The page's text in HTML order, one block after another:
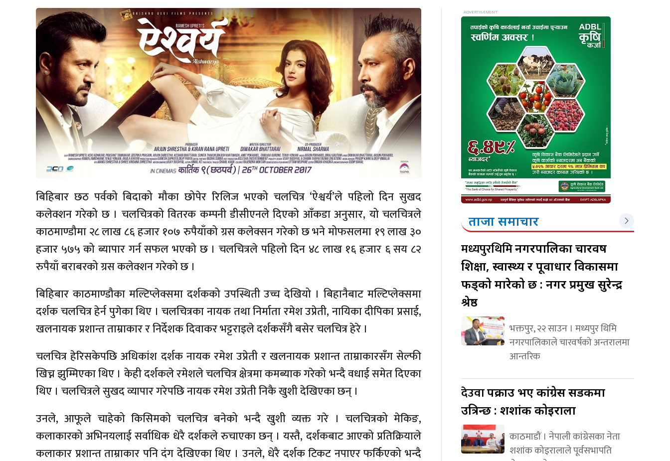
बिहिबार छठ पर्वको बिदाको मौका छोपेर रिलिज भएको चलचित्र ‘ऐश्वर्य’ले पहिलो दिन सुखद
कलेक्शन गरेको छ । चलचित्रको वितरक कम्पनी डीसीएनले दिएको आँकडा अनुसार, यो चलचित्रले
काठमाण्डौमा २८ लाख ८६ हजार १०७ रुपैयाँको ग्रस कलेक्सन गरेको छ भने मोफसलमा १९ लाख ३०
हजार ५७५ को ब्यापार गर्न सफल भएको छ । चलचित्रले पहिलो दिन ४८ लाख १६ हजार ६ सय ८२
रुपैयाँ बराबरको ग्रस कलेक्शन गरेको छ ।
बिहिबार काठमाण्डौका मल्टिप्लेक्समा दर्शकको उपस्थिती उच्च देखियो । बिहानैबाट मल्टिप्लेक्समा
दर्शक चलचित्र हेर्न पुगेका थिए । चलचित्रका नायक तथा निर्माता रमेश उप्रेती, नायिका दीपिका प्रसाई,
खलनायक प्रशान्त ताम्राकार र निर्देशक दिवाकर भट्टराइले दर्शकसँगै बसेर चलचित्र हेरे ।
चलचित्र हेरिसकेपछि अधिकांश दर्शक नायक रमेश उप्रेती र खलनायक प्रशान्त ताम्राकारसँग सेल्फी
खिच्न झुम्मिएका थिए । केही दर्शकले रमेशले चलचित्र क्षेत्रमा कमब्याक गरेको भन्दै वधाई समेत दिएका
थिए । चलचित्रले सुखद व्यापार गरेपछि नायक रमेश उप्रेती निकै खुशी देखिएका छन् ।
उनले, आफूले चाहेको किसिमको चलचित्र बनेको भन्दै खुशी व्यक्त गरे । चलचित्रको मेकिङ,
कलाकारको अभिनयलाई सर्वाधिक धेरै दर्शकले रुचाएका छन् । यस्तै, दर्शकबाट आएको प्रतिक्रियाले
कलाकार प्रशान्त ताम्राकार पनि दंग देखिएका थिए । उनले, धेरै दर्शक टिकट नपाएर फर्किएको भन्दै
ताजा समाचार
मध्यपुरथिमिनगरपालिका चारवर्ष
शिक्षा, स्वास्थ्य र पूर्वाधार विकासमा
फड्को मारेको छ : नगर प्रमुख सुरेन्द्र
श्रेष्ठ
भक्तपुर, २२ साउन । मध्यपुर थिमि
नगरपालिकाले चारवर्षको अन्तरालमा
आन्तरिक
देउवापक्राउ भए कांग्रेस सडकमा
उत्रिन्छ : शशांक कोइराला
काठमाडौं । नेपाली कांग्रेसका नेता
शशांक कोइरालाले पूर्वसभापति